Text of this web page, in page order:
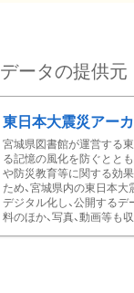
データの提供元
東日本大震災アー
宮城県図書館が運営する
る記憶の風化を防ぐととも
や防災教育等に関する効
ため、宮城県内の東日本大
デジタル化し、公開するデ
料のほか、写真、動画等も収